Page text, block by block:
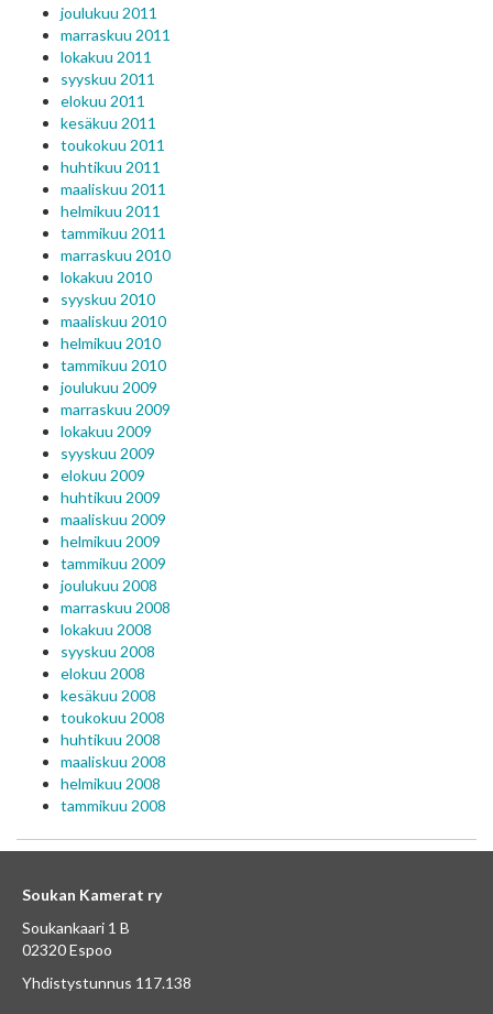
joulukuu 2011
marraskuu 2011
lokakuu 2011
syyskuu 2011
elokuu 2011
kesäkuu 2011
toukokuu 2011
huhtikuu 2011
maaliskuu 2011
helmikuu 2011
tammikuu 2011
marraskuu 2010
lokakuu 2010
syyskuu 2010
maaliskuu 2010
helmikuu 2010
tammikuu 2010
joulukuu 2009
marraskuu 2009
lokakuu 2009
syyskuu 2009
elokuu 2009
huhtikuu 2009
maaliskuu 2009
helmikuu 2009
tammikuu 2009
joulukuu 2008
marraskuu 2008
lokakuu 2008
syyskuu 2008
elokuu 2008
kesäkuu 2008
toukokuu 2008
huhtikuu 2008
maaliskuu 2008
helmikuu 2008
tammikuu 2008
Soukan Kamerat ry
Soukankaari 1 B
02320 Espoo
Yhdistystunnus 117.138